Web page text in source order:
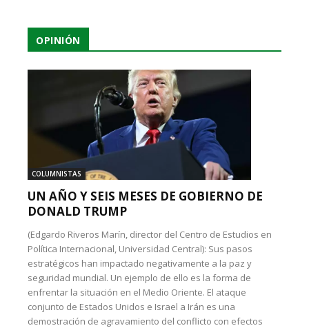
OPINIÓN
COLUMNISTAS
UN AÑO Y SEIS MESES DE GOBIERNO DE
DONALD TRUMP
(Edgardo Riveros Marín, director del Centro de Estudios en
Política Internacional, Universidad Central): Sus pasos
estratégicos han impactado negativamente a la paz y
seguridad mundial. Un ejemplo de ello es la forma de
enfrentar la situación en el Medio Oriente. El ataque
conjunto de Estados Unidos e Israel a Irán es una
demostración de agravamiento del conflicto con efectos